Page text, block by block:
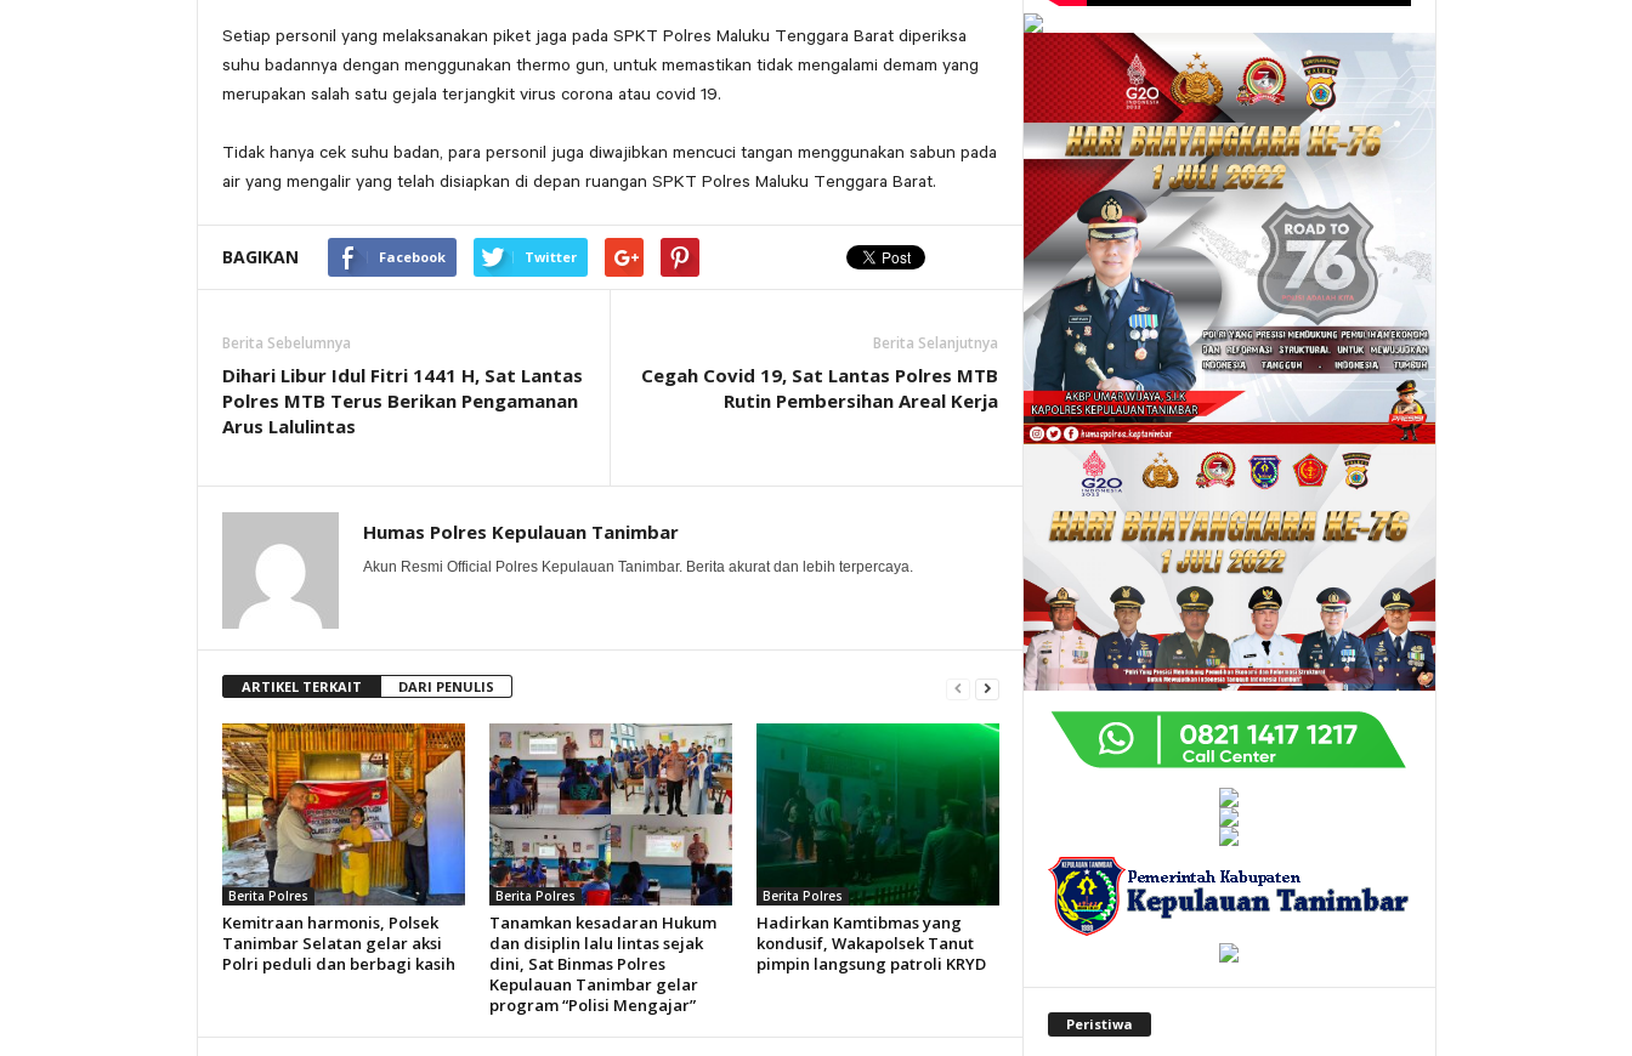
Setiap personil yang melaksanakan piket jaga pada SPKT Polres Maluku Tenggara Barat diperiksa
suhu badannya dengan menggunakan thermo gun, untuk memastikan tidak mengalami demam yang
merupakan salah satu gejala terjangkit virus corona atau covid 19.
Tidak hanya cek suhu badan, para personil juga diwajibkan mencuci tangan menggunakan sabun pada
air yang mengalir yang telah disiapkan di depan ruangan SPKT Polres Maluku Tenggara Barat.
BAGIKAN Facebook Twitter
Berita Sebelumnya
Dihari Libur Idul Fitri 1441 H, Sat Lantas
Polres MTB Terus Berikan Pengamanan
Arus Lalulintas
Berita Selanjutnya
Cegah Covid 19, Sat Lantas Polres MTB
Rutin Pembersihan Areal Kerja
Humas Polres Kepulauan Tanimbar
Akun Resmi Official Polres Kepulauan Tanimbar. Berita akurat dan lebih terpercaya.
ARTIKEL TERKAIT DARI PENULIS
Berita Polres
Kemitraan harmonis, Polsek
Tanimbar Selatan gelar aksi
Polri peduli dan berbagi kasih
Berita Polres
Tanamkan kesadaran Hukum
dan disiplin lalu lintas sejak
dini, Sat Binmas Polres
Kepulauan Tanimbar gelar
program “Polisi Mengajar”
Berita Polres
Hadirkan Kamtibmas yang
kondusif, Wakapolsek Tanut
pimpin langsung patroli KRYD
Peristiwa